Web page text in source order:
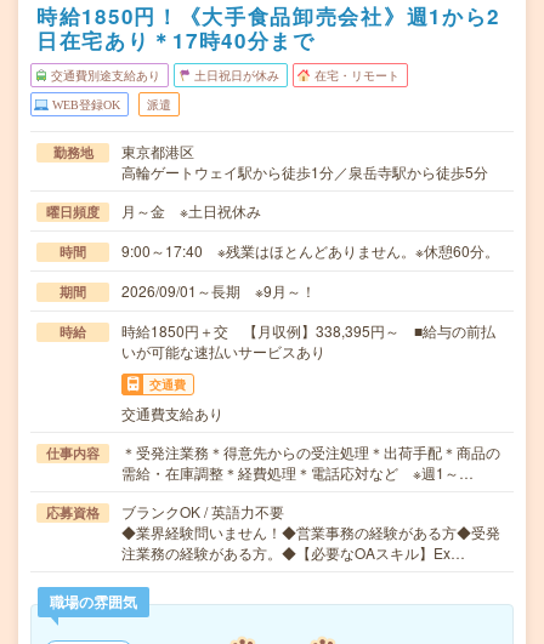
時給1850円！《大手食品卸売会社》週1から2
日在宅あり＊17時40分まで
交通費別途支給あり 土日祝日が休み 在宅・リモート
WEB登録OK 派遣
勤務地
東京都港区
高輪ゲートウェイ駅から徒歩1分／泉岳寺駅から徒歩5分
曜日頻度 月～金 ※土日祝休み
時間 9:00～17:40 ※残業はほとんどありません。※休憩60分。
期間 2026/09/01～長期 ※9月～！
時給
時給1850円＋交 【月収例】338,395円～ ■給与の前払
いが可能な速払いサービスあり
交通費
交通費支給あり
仕事内容
＊受発注業務＊得意先からの受注処理＊出荷手配＊商品の
需給・在庫調整＊経費処理＊電話応対など ※週1～…
応募資格
ブランクOK / 英語力不要
◆業界経験問いません！◆営業事務の経験がある方◆受発
注業務の経験がある方。◆【必要なOAスキル】Ex…
職場の雰囲気